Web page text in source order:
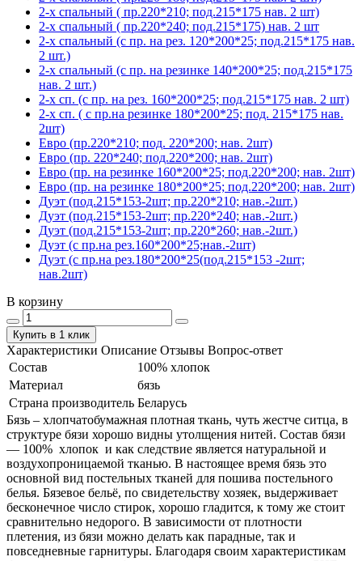
2-х спальный ( пр.220*210; под.215*175 нав. 2 шт)
2-х спальный ( пр.220*240; под.215*175) нав. 2 шт
2-х спальный (с пр. на рез. 120*200*25; под.215*175 нав.
2 шт.)
2-х спальный (с пр. на резинке 140*200*25; под.215*175
нав. 2 шт.)
2-х сп. (с пр. на рез. 160*200*25; под.215*175 нав. 2 шт)
2-х сп. ( с пр.на резинке 180*200*25; под. 215*175 нав.
2шт)
Евро (пр.220*210; под. 220*200; нав. 2шт)
Евро (пр. 220*240; под.220*200; нав. 2шт)
Евро (пр. на резинке 160*200*25; под.220*200; нав. 2шт)
Евро (пр. на резинке 180*200*25; под.220*200; нав. 2шт)
Дуэт (под.215*153-2шт; пр.220*210; нав.-2шт.)
Дуэт (под.215*153-2шт; пр.220*240; нав.-2шт.)
Дуэт (под.215*153-2шт; пр.220*260; нав.-2шт.)
Дуэт (с пр.на рез.160*200*25;нав.-2шт)
Дуэт (с пр.на рез.180*200*25(под.215*153 -2шт;
нав.2шт)
В корзину
Купить в 1 клик
Характеристики Описание Отзывы Вопрос-ответ
Состав
100% хлопок
Материал
бязь
Страна производитель Беларусь
Бязь – хлопчатобумажная плотная ткань, чуть жестче ситца, в
структуре бязи хорошо видны утолщения нитей. Состав бязи
― 100% хлопок и как следствие является натуральной и
воздухопроницаемой тканью. В настоящее время бязь это
основной вид постельных тканей для пошива постельного
белья. Бязевое бельё, по свидетельству хозяек, выдерживает
бесконечное число стирок, хорошо гладится, к тому же стоит
сравнительно недорого. В зависимости от плотности
плетения, из бязи можно делать как парадные, так и
повседневные гарнитуры. Благодаря своим характеристикам